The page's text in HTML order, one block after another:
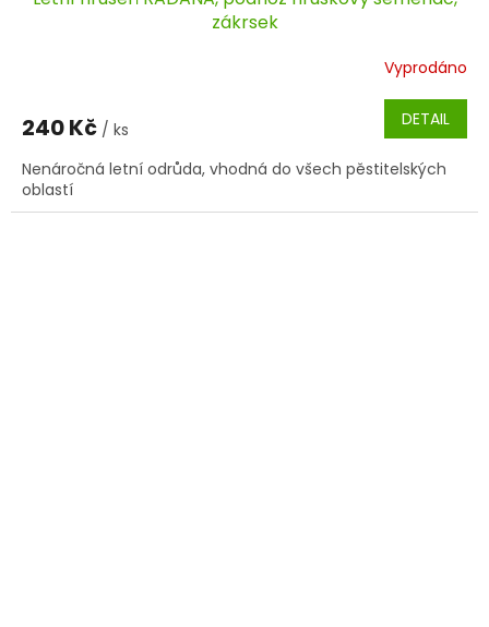
zákrsek
Vyprodáno
240 Kč / ks DETAIL
Nenáročná letní odrůda, vhodná do všech pěstitelských
oblastí